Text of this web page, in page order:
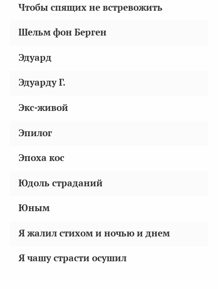
Чтобы спящих не встревожить
Шельм фон Берген
Эдуард
Эдуарду Г.
Экс-живой
Эпилог
Эпоха кос
Юдоль страданий
Юным
Я жалил стихом и ночью и днем
Я чашу страсти осушил